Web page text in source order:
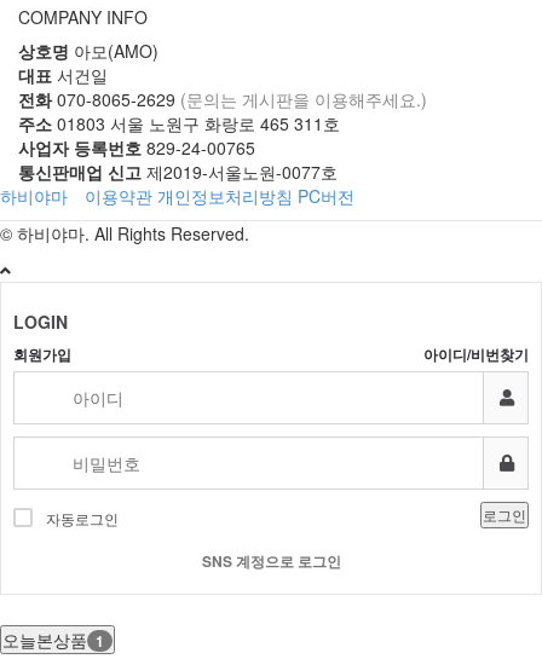
COMPANY INFO
상호명 아모(AMO)
대표 서건일
전화070-8065-2629 (문의는 게시판을 이용해주세요.)
주소 01803 서울 노원구 화랑로 465 311호
사업자 등록번호 829-24-00765
통신판매업 신고 제2019-서울노원-0077호
하비야마
이용약관 개인정보처리방침 PC버전
© 하비야마. All Rights Reserved.
LOGIN
회원가입 아이디/비번찾기
자동로그인 로그인
SNS 계정으로 로그인
오늘본상품 1